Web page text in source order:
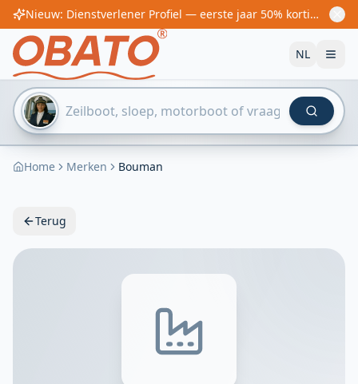
Nieuw: Dienstverlener Profiel — eerste jaar 50% korting! Vanaf €60/jaar
NL
Home Merken Bouman
Terug